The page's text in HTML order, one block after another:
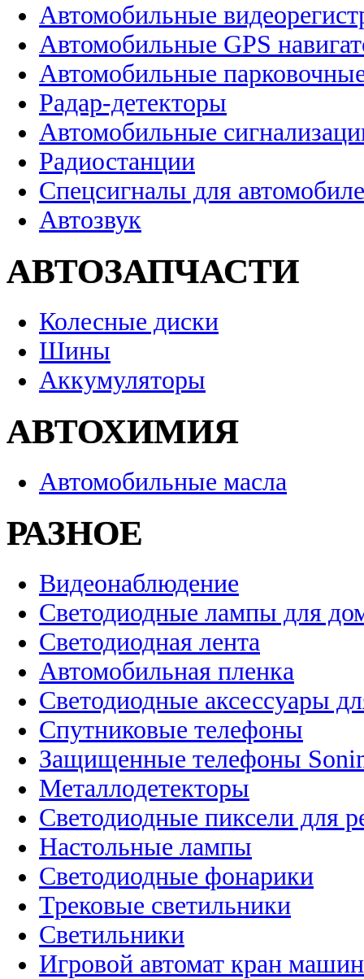
Автомобильные
Автомобильные GPS
Автомобильные
Радар-детекторы
Автомобильные
Радиостанции
Спецсигналы для
Автозвук
АВТОЗАПЧАСТИ
Колесные диски
Шины
Аккумуляторы
АВТОХИМИЯ
Автомобильные масла
РАЗНОЕ
Видеонаблюдение
Светодиодные лампы для
Светодиодная лента
Автомобильная пленка
Светодиодные аксессуары
Спутниковые телефоны
Защищенные телефоны
Металлодетекторы
Светодиодные пиксели для
Настольные лампы
Светодиодные фонарики
Трековые светильники
Светильники
Игровой автомат кран